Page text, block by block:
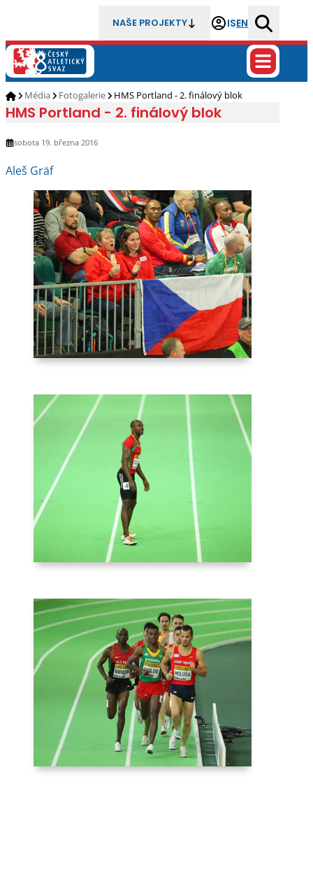
NAŠE PROJEKTY ISEN
Média Fotogalerie HMS Portland - 2. finálový blok
HMS Portland - 2. finálový blok
sobota 19. března 2016
Aleš Gräf